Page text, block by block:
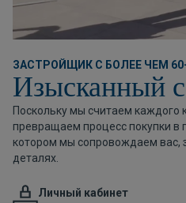
ЗАСТРОЙЩИК С БОЛЕЕ ЧЕМ
Изысканный
Поскольку мы считаем каждого
превращаем процесс покупки в
котором мы сопровождаем вас,
деталях.
Личный кабинет